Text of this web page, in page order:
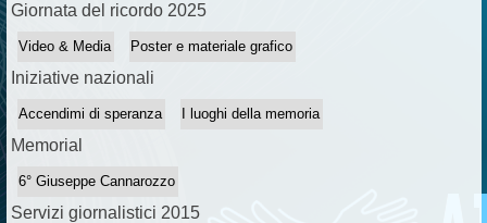
Giornata del ricordo 2025
Video & Media Poster e materiale grafico
Iniziative nazionali
Accendimi di speranza I luoghi della memoria
Memorial
6° Giuseppe Cannarozzo
Servizi giornalistici 2015